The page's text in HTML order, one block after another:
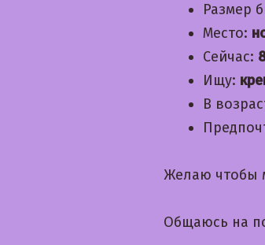
Размер
Место:
Сейчас:
Ищу:
В
Желаю чтобы
Общаюсь на